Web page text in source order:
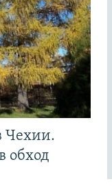
Чехии.
обход